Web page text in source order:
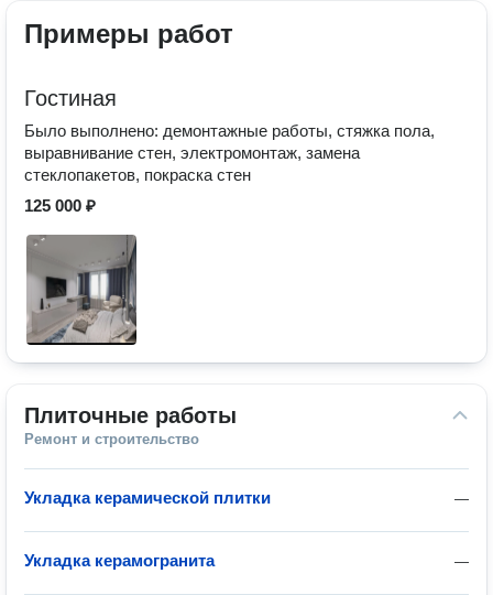
Примеры работ
Гостиная
Было выполнено: демонтажные работы, стяжка пола,
выравнивание стен, электромонтаж, замена
стеклопакетов, покраска стен
125 000 ₽
Плиточные работы
Ремонт и строительство
—
Укладка керамической плитки
—
Укладка керамогранита